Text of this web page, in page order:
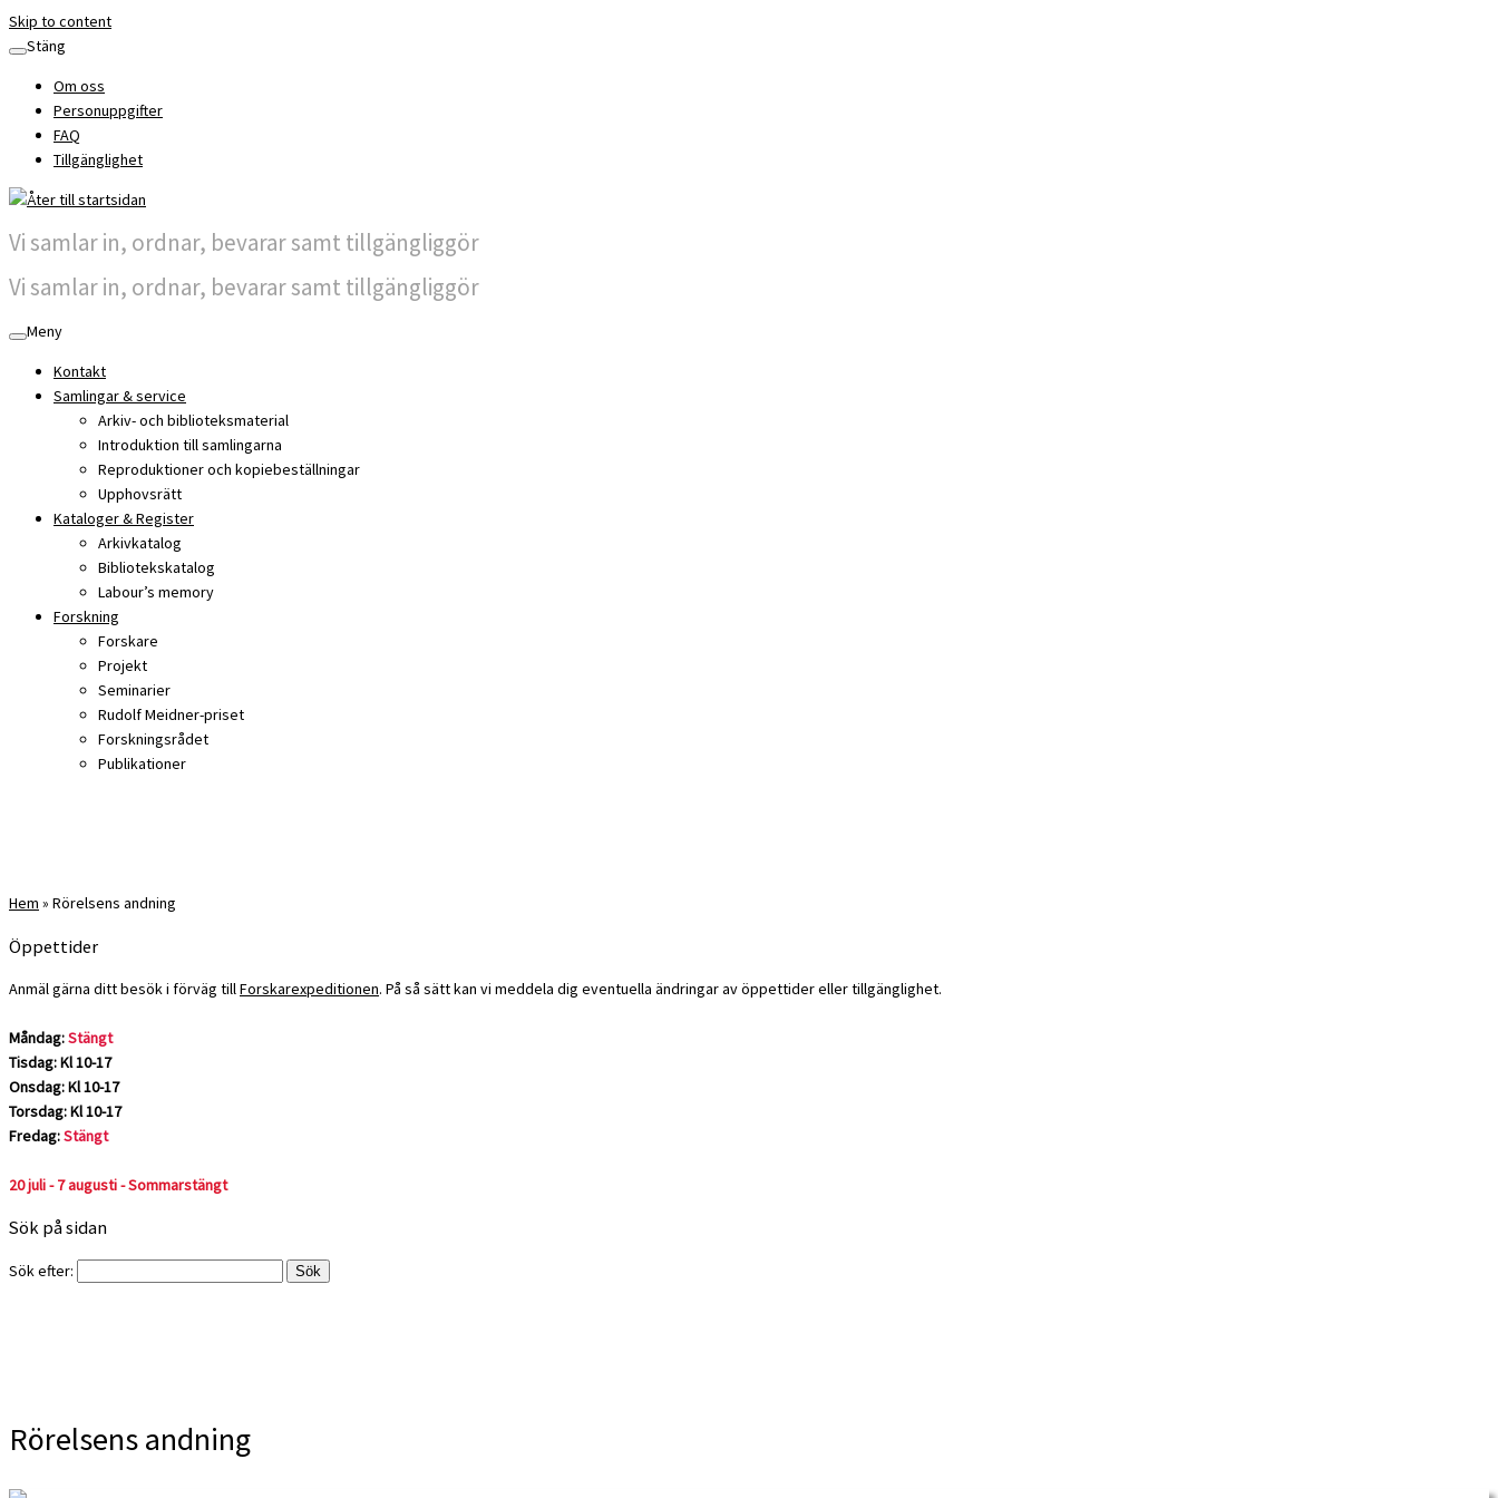
Skip to content
Stäng
Om oss
Personuppgifter
FAQ
Tillgänglighet
Vi samlar in, ordnar, bevarar samt tillgängliggör
Vi samlar in, ordnar, bevarar samt tillgängliggör
Meny
Kontakt
Samlingar & service
Arkiv- och biblioteksmaterial
Introduktion till samlingarna
Reproduktioner och kopiebeställningar
Upphovsrätt
Kataloger & Register
Arkivkatalog
Bibliotekskatalog
Labour’s memory
Forskning
Forskare
Projekt
Seminarier
Rudolf Meidner-priset
Forskningsrådet
Publikationer
Hem » Rörelsens andning
Öppettider
Anmäl gärna ditt besök i förväg tillForskarexpeditionen. På så sätt kan vi meddela dig eventuella ändringar av öppettider eller tillgänglighet.
Måndag:Stängt
Tisdag: Kl 10-17
Onsdag: Kl 10-17
Torsdag: Kl 10-17
Fredag:Stängt
20 juli - 7 augusti - Sommarstängt
Sök på sidan
Sök efter:
Rörelsens andning